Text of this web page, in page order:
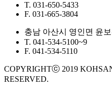
T. 031-650-5433
F. 031-665-3804
충남 아산시 영인면 윤
T. 041-534-5100~9
F. 041-534-5110
COPYRIGHTⓒ 2019
RESERVED.